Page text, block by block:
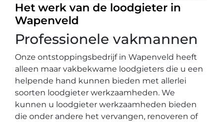
Het werk van de loodgieter in
Wapenveld
Professionele vakmannen
Onze ontstoppingsbedrijf in Wapenveld heeft
alleen maar vakbekwame loodgieters die u een
helpende hand kunnen bieden met allerlei
soorten loodgieter werkzaamheden. We
kunnen u loodgieter werkzaamheden bieden
die onder andere het vervangen, renoveren of